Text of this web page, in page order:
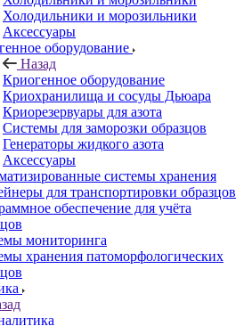
Холодильники и морозильники
Аксессуары
оборудование
Назад
Криогенное оборудование
Криохранилища и сосуды Дьюара
Криорезервуары для азота
Системы для заморозки образцов
Генераторы жидкого азота
Аксессуары
системы хранения
для транспортировки образцов
обеспечение для учёта
мониторинга
хранения патоморфологических